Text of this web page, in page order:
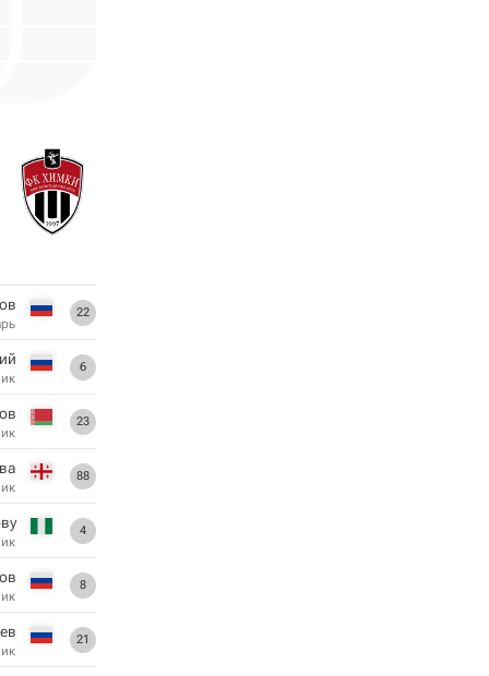
22
6
23
88
4
8
21